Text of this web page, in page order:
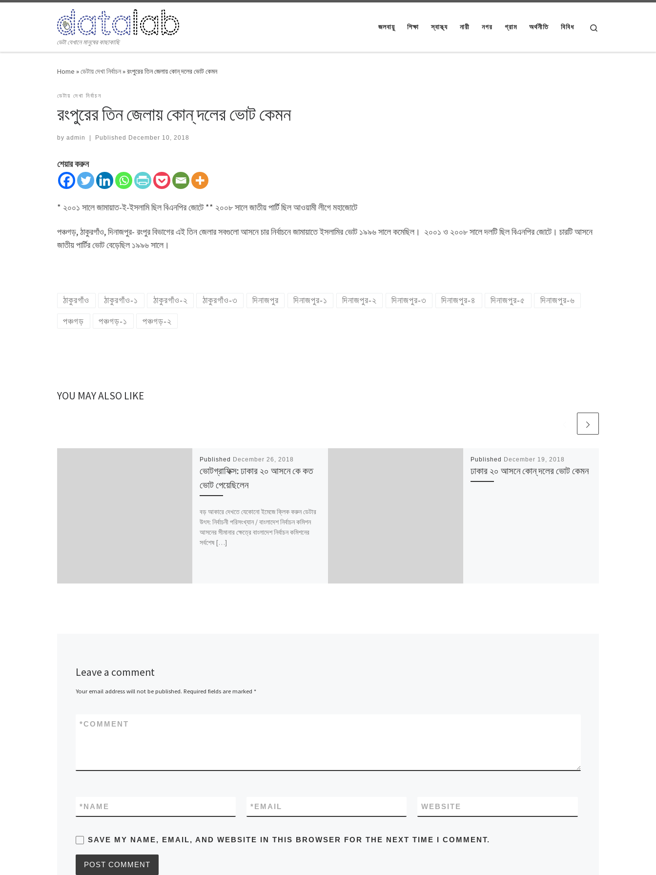
ডেটা যেখানে মানুষের কাছাকাছি
জলবায়ু শিক্ষা স্বাস্থ্য নারী নগর গ্রাম অর্থনীতি বিবিধ
Home »ডেটায় দেখা নির্বাচন»রংপুরের তিন জেলায় কোন্ দলের ভোট কেমন
ডেটায় দেখা নির্বাচন
রংপুরের তিন জেলায় কোন্ দলের ভোট কেমন
by admin | Published December 10, 2018
শেয়ার করুন
* ২০০১ সালে জামায়াত-ই-ইসলামি ছিল বিএনপির জোটে ** ২০০৮ সালে জাতীয় পার্টি ছিল আওয়ামী লীগে মহাজোটে
পঞ্চগড়, ঠাকুরগাঁও, দিনাজপুর- রংপুর বিভাগের এই তিন জেলার সবগুলো আসনে চার নির্বাচনে জামায়াতে ইসলামির ভোট ১৯৯৬ সালে কমেছিল। ২০০১ ও ২০০৮ সালে দলটি ছিল বিএনপির জোটে। চারটি আসনে
জাতীয় পার্টির ভোট বেড়েছিল ১৯৯৬ সালে।
ঠাকুরগাঁও ঠাকুরগাঁও-১ ঠাকুরগাঁও-২ ঠাকুরগাঁও-৩ দিনাজপুর দিনাজপুর-১ দিনাজপুর-২ দিনাজপুর-৩ দিনাজপুর-৪ দিনাজপুর-৫ দিনাজপুর-৬
পঞ্চগড় পঞ্চগড়-১ পঞ্চগড়-২
YOU MAY ALSO LIKE
Published December 26, 2018
ভোটগ্রাফিক্স: ঢাকার ২০ আসনে কে কত
ভোট পেয়েছিলেন
বড় আকারে দেখতে যেকোনো ইমেজে ক্লিক করুন ডেটার
উৎস: নির্বাচনী পরিসংখ্যান / বাংলাদেশ নির্বাচন কমিশন
আসনের সীমানার ক্ষেত্রে বাংলাদেশ নির্বাচন কমিশনের
সর্বশেষ […]
Published December 19, 2018
ঢাকার ২০ আসনে কোন্ দলের ভোট কেমন
Leave a comment
Your email address will not be published. Required fields are marked *
COMMENT
*
NAME
* EMAIL
* WEBSITE
SAVE MY NAME, EMAIL, AND WEBSITE IN THIS BROWSER FOR THE NEXT TIME I COMMENT.